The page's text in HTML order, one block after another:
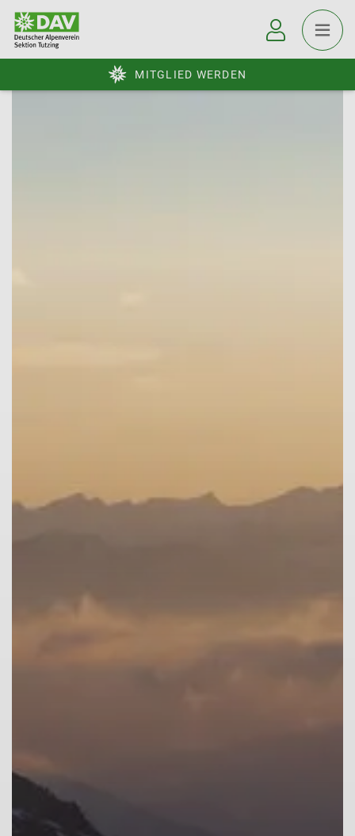
MITGLIED WERDEN